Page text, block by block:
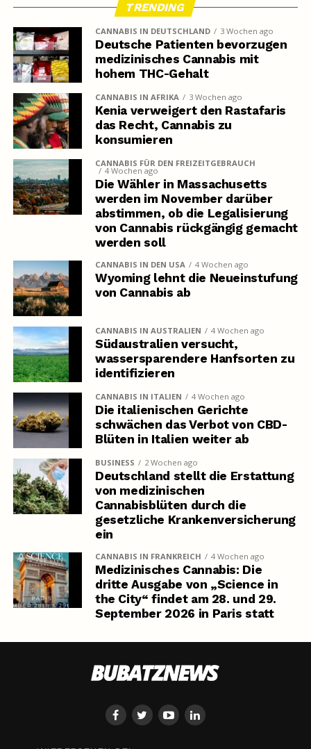
TRENDING
CANNABIS IN DEUTSCHLAND 3 Wochen ago
Deutsche Patienten bevorzugen
medizinisches Cannabis mit
hohem THC-Gehalt
CANNABIS IN AFRIKA 3 Wochen ago
Kenia verweigert den Rastafaris
das Recht, Cannabis zu
konsumieren
CANNABIS FÜR DEN FREIZEITGEBRAUCH
4 Wochen ago
Die Wähler in Massachusetts
werden im November darüber
abstimmen, ob die Legalisierung
von Cannabis rückgängig gemacht
werden soll
CANNABIS IN DEN USA 4 Wochen ago
Wyoming lehnt die Neueinstufung
von Cannabis ab
CANNABIS IN AUSTRALIEN 4 Wochen ago
Südaustralien versucht,
wassersparendere Hanfsorten zu
identifizieren
CANNABIS IN ITALIEN 4 Wochen ago
Die italienischen Gerichte
schwächen das Verbot von CBD-
Blüten in Italien weiter ab
BUSINESS 2 Wochen ago
Deutschland stellt die Erstattung
von medizinischen
Cannabisblüten durch die
gesetzliche Krankenversicherung
ein
CANNABIS IN FRANKREICH 4 Wochen ago
Medizinisches Cannabis: Die
dritte Ausgabe von „Science in
the City“ findet am 28. und 29.
September 2026 in Paris statt